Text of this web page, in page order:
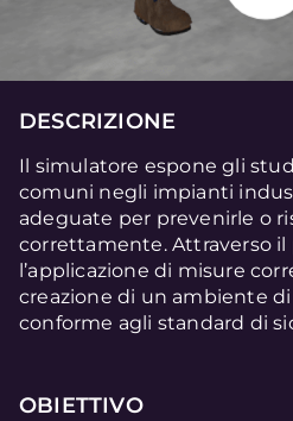
DESCRIZIONE
Il simulatore espone gli
comuni negli impianti
adeguate per prevenirle o
correttamente. Attraverso il
l’applicazione di misure
creazione di un ambiente di
conforme agli standard di
OBIETTIVO